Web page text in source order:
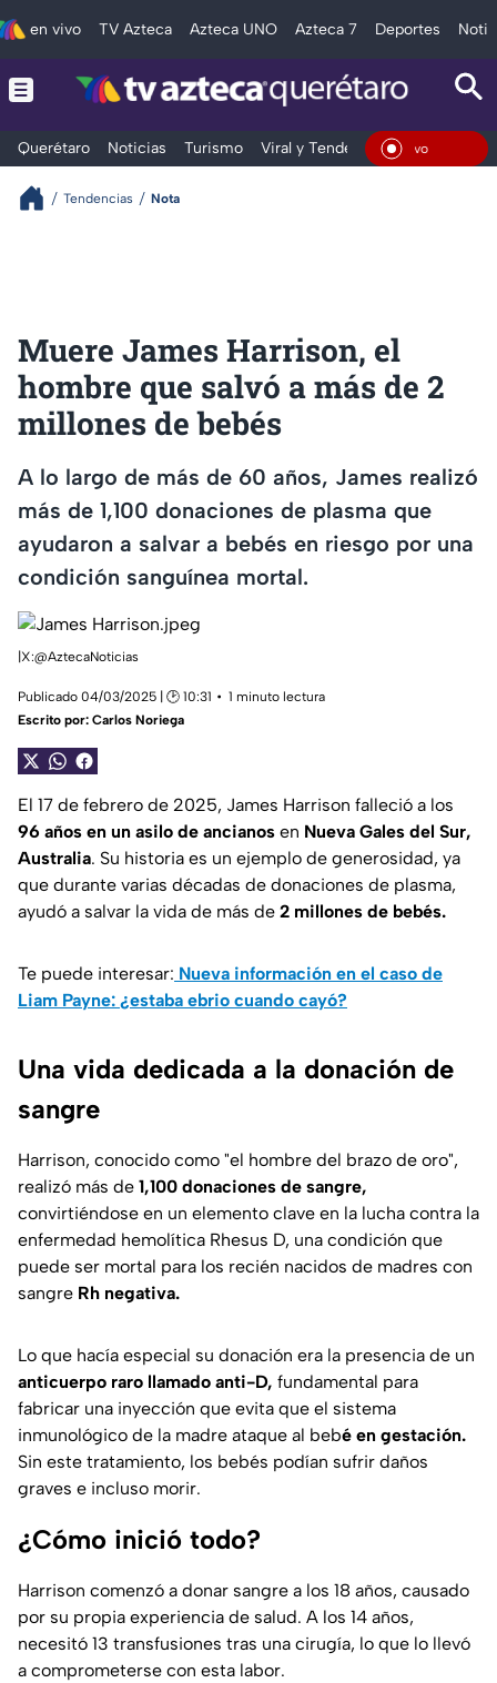
en vivo TV Azteca Azteca UNO Azteca 7 Deportes
Querétaro Noticias Turismo Viral y Tendencia Clima En
Tendencias Nota
Muere James Harrison, el
hombre que salvó a más de 2
millones de bebés
A lo largo de más de 60 años, James realizó
más de 1,100 donaciones de plasma que
ayudaron a salvar a bebés en riesgo por una
condición sanguínea mortal.
|X:@AztecaNoticias
Publicado 04/03/2025 | 🕑 10:31
1 minuto lectura
Escrito por: Carlos Noriega
El 17 de febrero de 2025, James Harrison falleció a los
96 años en un asilo de ancianos en Nueva Gales del Sur,
Australia. Su historia es un ejemplo de generosidad, ya
que durante varias décadas de donaciones de plasma,
ayudó a salvar la vida de más de 2 millones de bebés.
Te puede interesar: Nueva información en el caso de
Liam Payne: ¿estaba ebrio cuando cayó?
Una vida dedicada a la donación de
sangre
Harrison, conocido como "el hombre del brazo de oro",
realizó más de 1,100 donaciones de sangre,
convirtiéndose en un elemento clave en la lucha contra la
enfermedad hemolítica Rhesus D, una condición que
puede ser mortal para los recién nacidos de madres con
sangre Rh negativa.
Lo que hacía especial su donación era la presencia de un
anticuerpo raro llamado anti-D, fundamental para
fabricar una inyección que evita que el sistema
inmunológico de la madre ataque al bebé en gestación.
Sin este tratamiento, los bebés podían sufrir daños
graves e incluso morir.
¿Cómo inició todo?
Harrison comenzó a donar sangre a los 18 años, causado
por su propia experiencia de salud. A los 14 años,
necesitó 13 transfusiones tras una cirugía, lo que lo llevó
a comprometerse con esta labor.